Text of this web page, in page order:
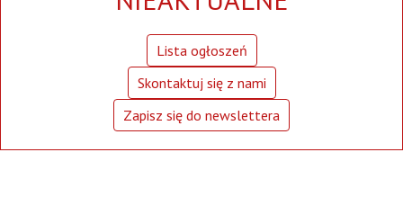
Lista ogłoszeń
Skontaktuj się z nami
Zapisz się do newslettera